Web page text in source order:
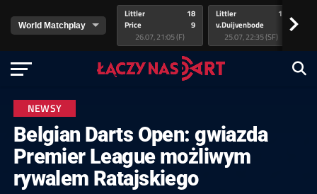
Littler
Price
18
9
26.07, 21:05 (F)
Littler
v.Duijvenbode
17
25.07, 22:35 (SF)
>
NEWSY
Belgian Darts Open: gwiazda
Premier League możliwym
rywalem Ratajskiego